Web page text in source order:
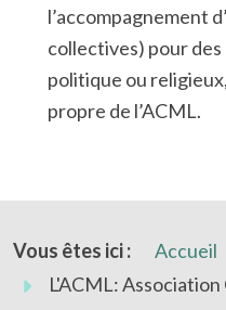
l’accompagnement
collectives) pour des
politique ou
propre de l’ACML.
Vous êtes ici : Accueil
L'ACML: